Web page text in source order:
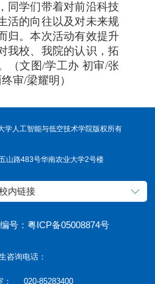
同学们带着对前沿科技
活的向往以及对未来规
归。本次活动有效提升
我校、我院的认识，拓
（文图/学工办 初审/张
审/梁耀明）
学人工智能与低空技术学院版权所有
山路483号华南农业大学2号楼
内链接
号：粤ICP备05008874号
咨询电话：
： 020-85283400